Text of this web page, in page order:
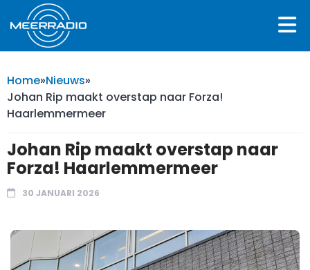
Home»Nieuws»
Johan Rip maakt overstap naar Forza!
Haarlemmermeer
Johan Rip maakt overstap naar
Forza! Haarlemmermeer
30 JANUARI 2026